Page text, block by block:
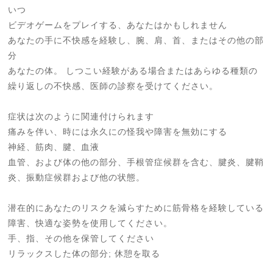
いつ
ビデオゲームをプレイする、あなたはかもしれません
あなたの手に不快感を経験し、腕、肩、首、またはその他の部
分
あなたの体。 しつこい経験がある場合またはあらゆる種類の
繰り返しの不快感、医師の診察を受けてください。
症状は次のように関連付けられます
痛みを伴い、時には永久にの怪我や障害を無効にする
神経、筋肉、腱、血液
血管、および体の他の部分、手根管症候群を含む、腱炎、腱鞘
炎、振動症候群および他の状態。
潜在的にあなたのリスクを減らすために筋骨格を経験している
障害、快適な姿勢を使用してください。
手、指、その他を保管してください
リラックスした体の部分; 休憩を取る